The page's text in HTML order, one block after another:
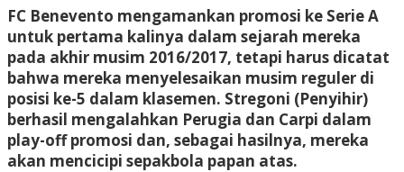
FC Benevento mengamankan promosi ke Serie A
untuk pertama kalinya dalam sejarah mereka
pada akhir musim 2016/2017, tetapi harus dicatat
bahwa mereka menyelesaikan musim reguler di
posisi ke-5 dalam klasemen. Stregoni (Penyihir)
berhasil mengalahkan Perugia dan Carpi dalam
play-off promosi dan, sebagai hasilnya, mereka
akan mencicipi sepakbola papan atas.